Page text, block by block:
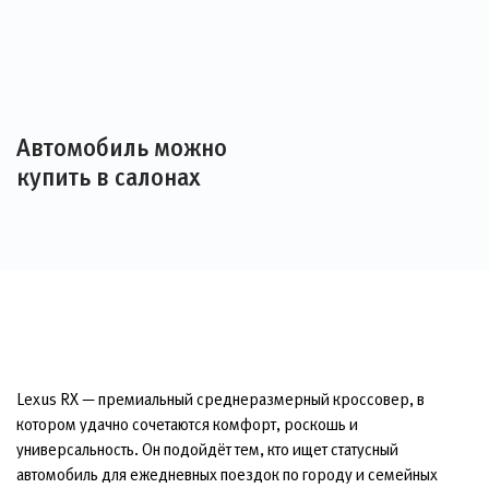
Автомобиль можно
купить в салонах
Lexus RX — премиальный среднеразмерный кроссовер, в
котором удачно сочетаются комфорт, роскошь и
универсальность. Он подойдёт тем, кто ищет статусный
автомобиль для ежедневных поездок по городу и семейных